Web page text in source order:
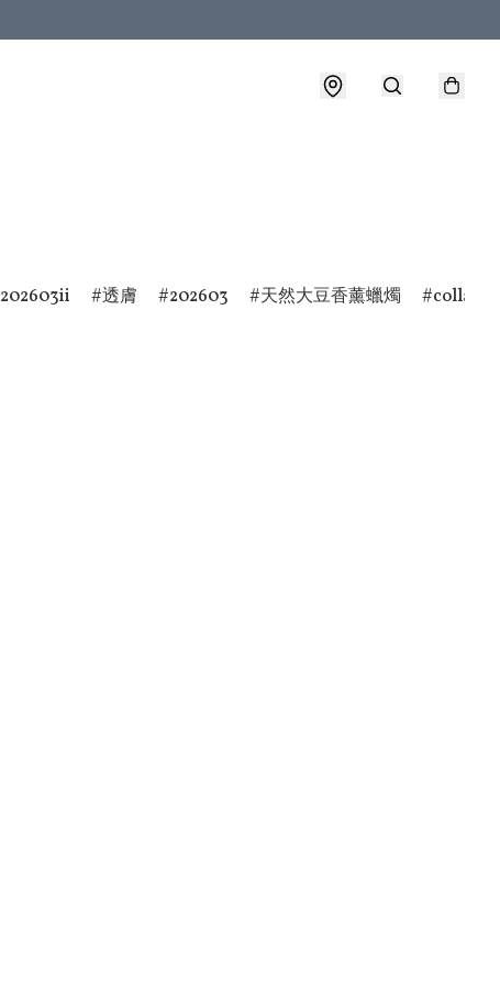
202603ii 透膚 202603 天然大豆香薰蠟燭 collab